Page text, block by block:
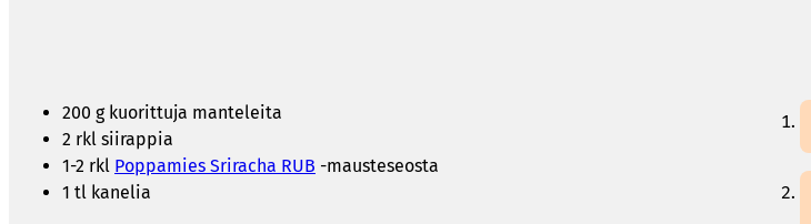
200 g kuorittuja manteleita
2 rkl siirappia
1-2 rkl Poppamies Sriracha RUB -mausteseosta
1 tl kanelia